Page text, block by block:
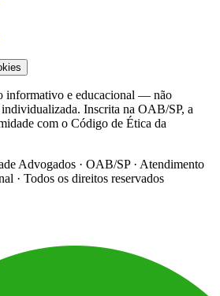
informativo e educacional — não
Inscrita na OAB/SP, a
com o Código de Ética da
Advogados · OAB/SP · Atendimento
· Todos os direitos reservados